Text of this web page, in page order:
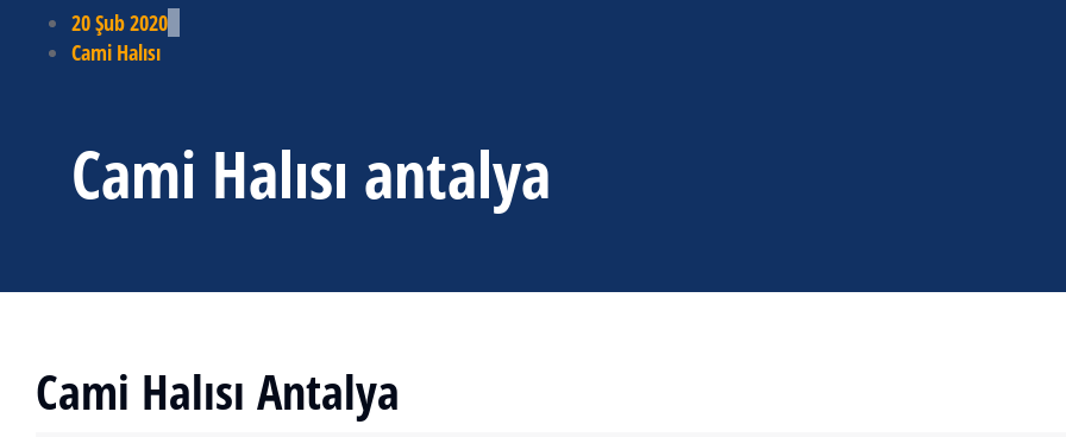
20 Şub 2020
Cami Halısı
Cami Halısı antalya
Cami Halısı Antalya